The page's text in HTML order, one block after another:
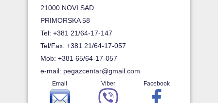
21000 NOVI SAD
PRIMORSKA 58
Tel: +381 21/64-17-147
Tel/Fax: +381 21/64-17-057
Mob: +381 65/64-17-057
e-mail: pegazcentar@gmail.com
Email Viber Facebook